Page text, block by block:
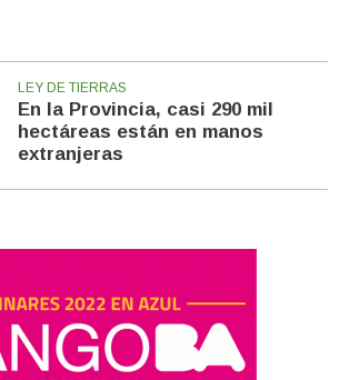
LEY DE TIERRAS
En la Provincia, casi 290 mil
hectáreas están en manos
extranjeras